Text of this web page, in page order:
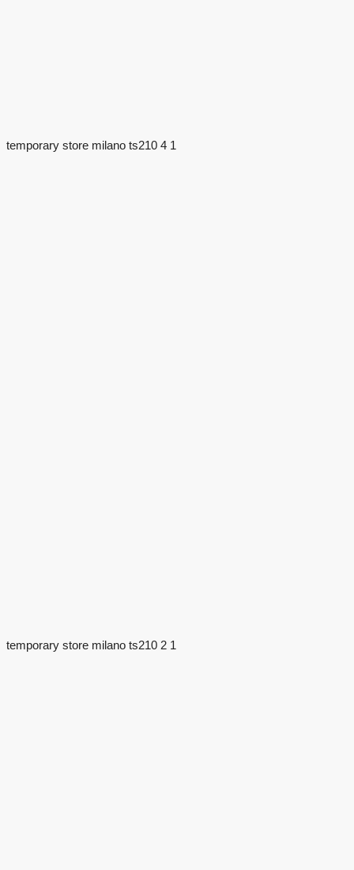
temporary store milano ts210 4 1
temporary store milano ts210 2 1